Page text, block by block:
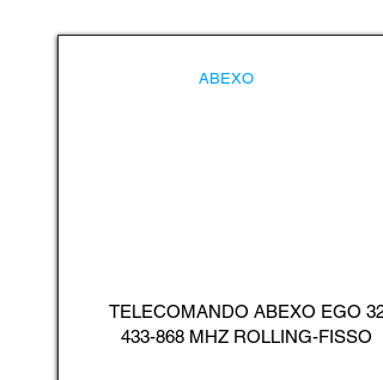
ABEXO
TELECOMANDO ABEXO EGO 32
433-868 MHZ ROLLING-FISSO